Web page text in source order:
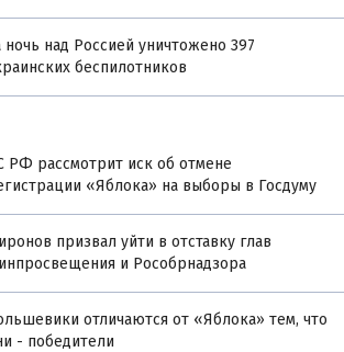
ночь над Россией уничтожено 397
беспилотников
РФ рассмотрит иск об отмене
«Яблока» на выборы в Госдуму
призвал уйти в отставку глав
и Рособрнадзора
отличаются от «Яблока» тем, что
- победители